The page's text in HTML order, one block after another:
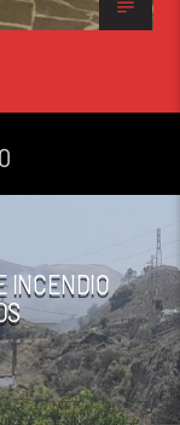
INCENDIO